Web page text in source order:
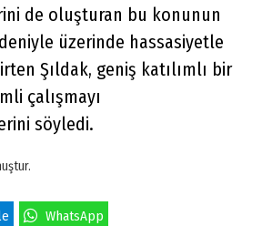
de oluşturan bu konunun
üzerinde hassasiyetle
Şıldak, geniş katılımlı bir
çalışmayı
söyledi.
WhatsApp